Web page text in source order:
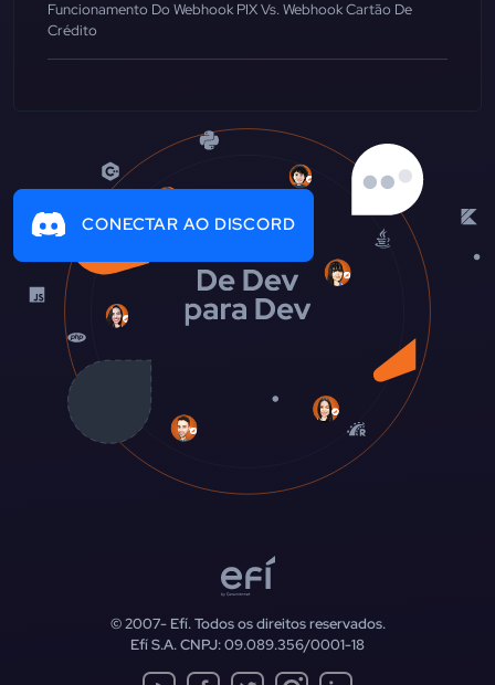
Funcionamento Do Webhook PIX Vs. Webhook Cartão De
Crédito
CONECTAR AO DISCORD
© 2007-Efí. Todos os direitos reservados.
Efí S.A. CNPJ: 09.089.356/0001-18